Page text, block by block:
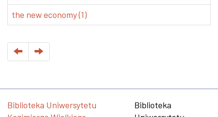
the new economy (1)
Biblioteka Uniwersytetu
Biblioteka